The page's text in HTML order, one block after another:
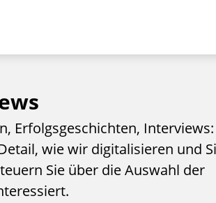
Erfolgsgeschichten, Interviews:
wie wir digitalisieren und
Sie über die Auswahl der